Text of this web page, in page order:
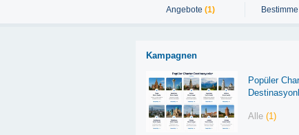
Angebote (1)
Kampagnen
Popüler
Alle(1)